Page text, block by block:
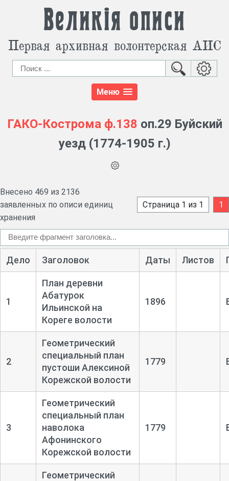
Великія описи
Первая архивная волонтерская АИС
Меню
ГАКО-Кострома ф.138 оп.29 Буйский
уезд (1774-1905 г.)
Внесено 469 из 2136
заявленных по описи единиц
хранения
Страница 1 из 1 1
Дело Заголовок Даты Листов
1
План деревни
Абатурок
Ильинской на
Кореге волости
1896
2
Геометрический
специальный план
пустоши Алексиной
Корежской волости
1779
3
Геометрический
специальный план
наволока
Афонинского
Корежской волости
1779
Геометрический